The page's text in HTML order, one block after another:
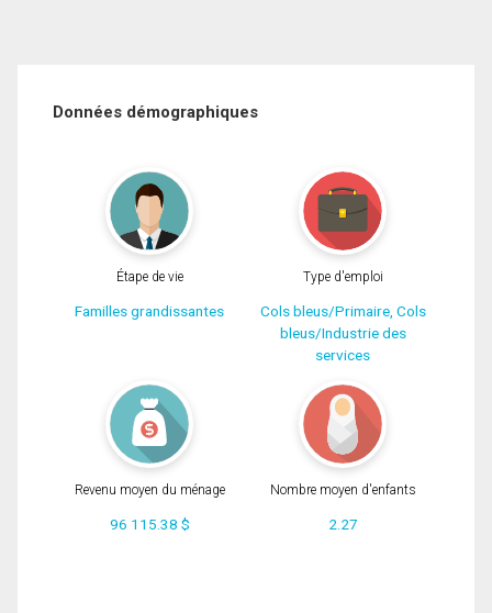
Données démographiques
Étape de vie
Familles grandissantes
Type d'emploi
Cols bleus/Primaire, Cols
bleus/Industrie des
services
Revenu moyen du ménage
96 115.38 $
Nombre moyen d'enfants
2.27